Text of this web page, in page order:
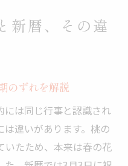
新暦、その違
のずれを解説
には同じ行事と認識され
違いがあります。桃の
いたため、本来は春の花